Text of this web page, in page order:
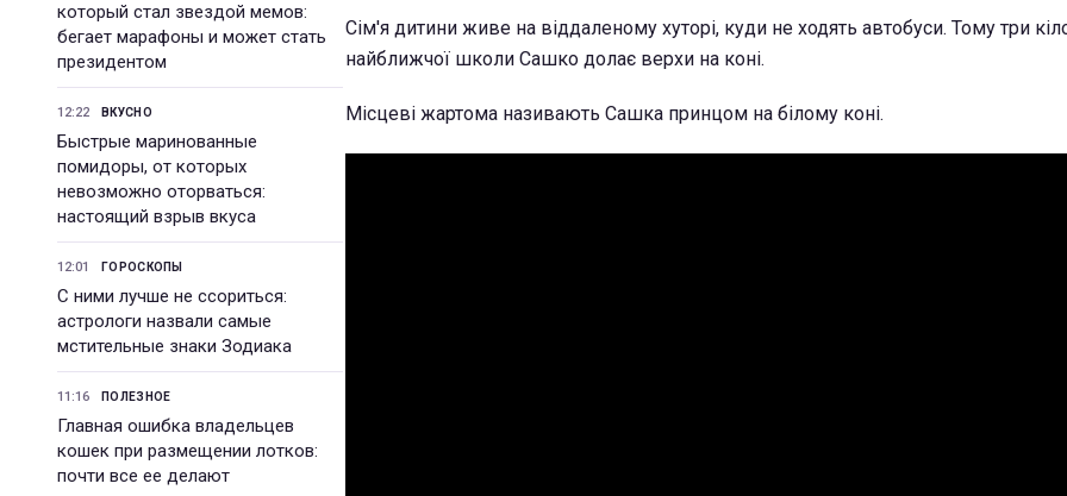
который стал звездой мемов:
бегает марафоны и может стать
президентом
12:22 ВКУСНО
Быстрые маринованные
помидоры, от которых
невозможно оторваться:
настоящий взрыв вкуса
12:01 ГОРОСКОПЫ
С ними лучше не ссориться:
астрологи назвали самые
мстительные знаки Зодиака
11:16 ПОЛЕЗНОЕ
Главная ошибка владельцев
кошек при размещении лотков:
почти все ее делают
Сім'я дитини живе на віддаленому хуторі, куди не ходять автобуси. Тому три
найближчої школи Сашко долає верхи на коні.
Місцеві жартома називають Сашка принцом на білому коні.